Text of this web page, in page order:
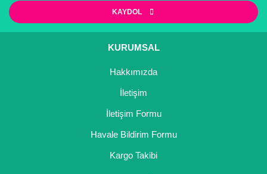
KAYDOL
KURUMSAL
Hakkımızda
İletişim
İletişim Formu
Havale Bildirim Formu
Kargo Takibi